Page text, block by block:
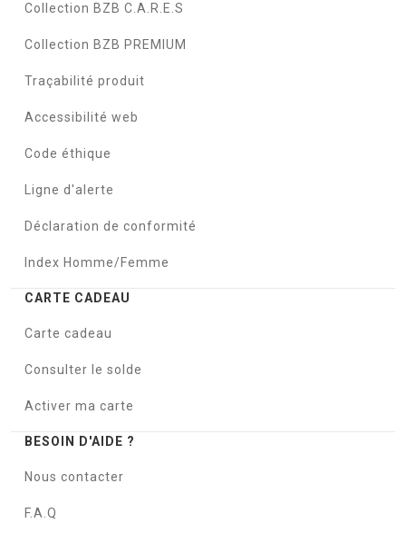
Collection BZB C.A.R.E.S
Collection BZB PREMIUM
Traçabilité produit
Accessibilité web
Code éthique
Ligne d'alerte
Déclaration de conformité
Index Homme/Femme
CARTE CADEAU
Carte cadeau
Consulter le solde
Activer ma carte
BESOIN D'AIDE ?
Nous contacter
F.A.Q